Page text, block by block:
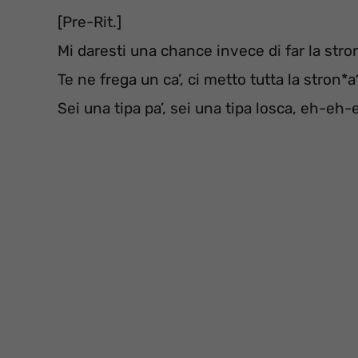
[Pre-Rit.]
Mi daresti una chance invece di far la
Te ne frega un ca’, ci metto tutta la
Sei una tipa pa’, sei una tipa losca, eh-eh-